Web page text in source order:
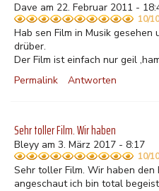
Dave am 22. Februar 2011 -
10/10
Hab sen Film in Musik
drüber.
Der Film ist einfach nur geil
Permalink
Antworten
Sehr toller Film. Wir haben
Bleyy am 3. März 2017 - 8:17
10/10
Sehr toller Film. Wir haben
angeschaut ich bin total